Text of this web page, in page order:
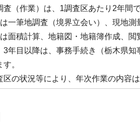
査（作業）は、1調査区あたり2年間
一筆地調査（境界立会い）、現地測
面積計算、地籍図・地籍簿作成、閲
3年目以降は、事務手続き（栃木県
。
区の状況等により、年次作業の内容